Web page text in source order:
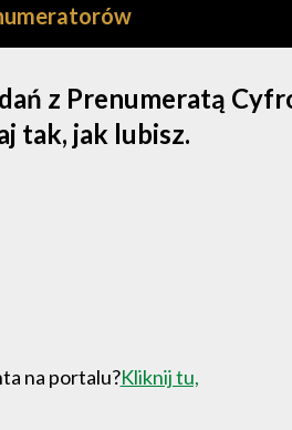
z Prenumeratą
tak, jak lubisz.
na portalu?Kliknij tu,